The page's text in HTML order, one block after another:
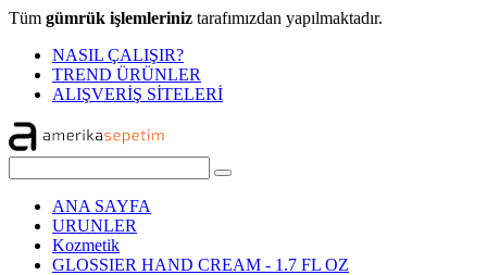
Tüm gümrük işlemleriniz tarafımızdan yapılmaktadır.
NASIL ÇALIŞIR?
TREND ÜRÜNLER
ALIŞVERİŞ SİTELERİ
ANA SAYFA
URUNLER
Kozmetik
GLOSSIER HAND CREAM - 1.7 FL OZ